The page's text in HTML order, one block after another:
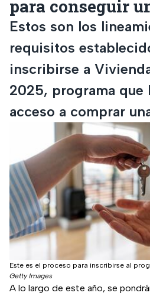
para conseguir
Estos son los
requisitos
inscribirse a
2025, programa que
acceso a comprar
Este es el proceso para inscribirse al
Getty Images
A lo largo de este año, se